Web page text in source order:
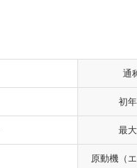
通
初
最
原動機（